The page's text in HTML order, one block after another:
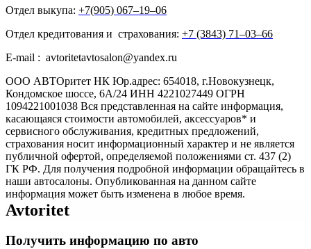
Отдел выкупа: +7(905) 067‒19‒06
Отдел кредитования и страхования: +7 (3843) 71‒03‒66
E-mail : avtoritetavtosalon@yandex.ru
ООО АВТОритет НК Юр.адрес: 654018, г.Новокузнецк,
Кондомское шоссе, 6А/24 ИНН 4221027449 ОГРН
1094221001038 Вся представленная на сайте информация,
касающаяся стоимости автомобилей, аксессуаров* и
сервисного обслуживания, кредитных предложений,
страхования носит информационный характер и не является
публичной офертой, определяемой положениями ст. 437 (2)
ГК РФ. Для получения подробной информации обращайтесь в
наши автосалоны. Опубликованная на данном сайте
информация может быть изменена в любое время.
Avtoritet
Получить информацию по авто